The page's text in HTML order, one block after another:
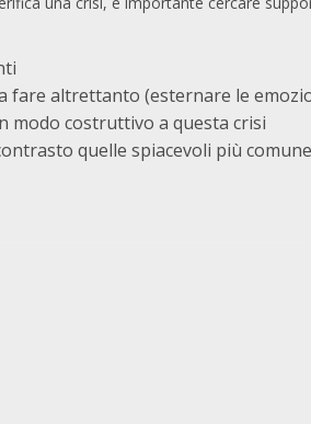
fare altrettanto (esternare le
modo costruttivo a questa crisi
quelle spiacevoli più